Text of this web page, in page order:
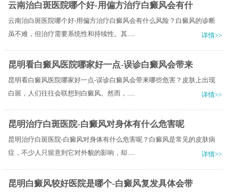
云南治白斑医院哪个好-用偏方治疗白癜风会有什
云南治白斑医院哪个好-用偏方治疗白癜风会有什么风险？白癜风的诊断
虽不难，但治疗需要系统性和持续性。其.....
详情>>
昆明看白癜风医院哪家好一点-误诊白癜风会带来
昆明看白癜风医院哪家好一点-误诊白癜风会带来哪些危害？皮肤上出现
白斑，人们往往会联想到白癜风。然而，.....
详情>>
昆明治疗白斑医院-白癜风对身体有什么危害呢
昆明治疗白斑医院-白癜风对身体有什么危害呢？白癜风是常见的皮肤病
症，不少人只留意到它对外貌的影响，却.....
详情>>
昆明白癜风较好医院是哪个-白癜风复发具体会带